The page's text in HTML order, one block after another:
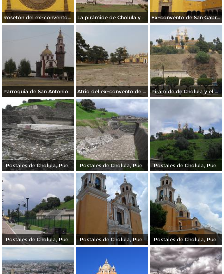
Rosetón del ex-convento de San Gabriel. Mayo/2013 La pirámide de Cholula y el Templo de los Remedios. Mayo/2013 Ex-convento de San Gabriel siglo XVI. Cholula
Parroquia de San Antonio Tecama, Cholula. Mayo/2013 Atrio del ex-convento de San Gabriel. Cholula. Mayo/2013 Pirámide de Cholula y el Templo de los Remedios. Mayo/2013
Postales de Cholula, Pue. Postales de Cholula, Pue. Postales de Cholula, Pue.
Postales de Cholula, Pue. Postales de Cholula, Pue. Postales de Cholula, Pue.